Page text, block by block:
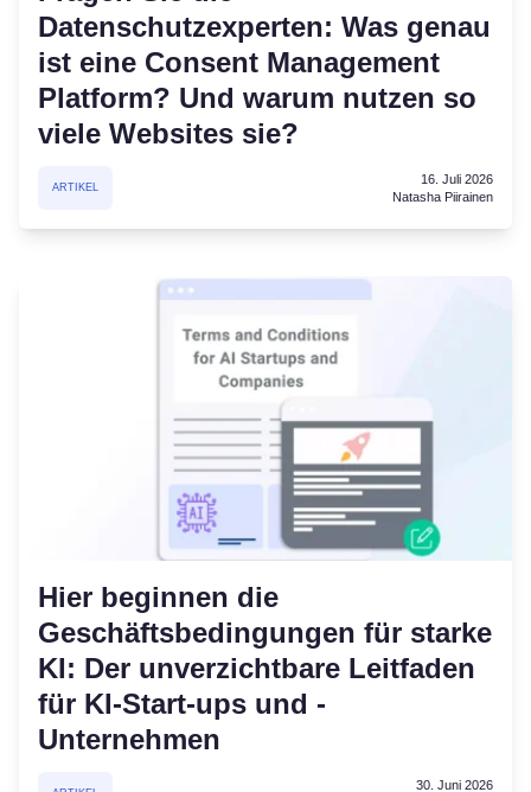
Datenschutzexperten: Was genau
ist eine Consent Management
Platform? Und warum nutzen so
viele Websites sie?
ARTIKEL
16. Juli 2026
Natasha Piirainen
Hier beginnen die
Geschäftsbedingungen für starke
KI: Der unverzichtbare Leitfaden
für KI-Start-ups und -
Unternehmen
30. Juni 2026